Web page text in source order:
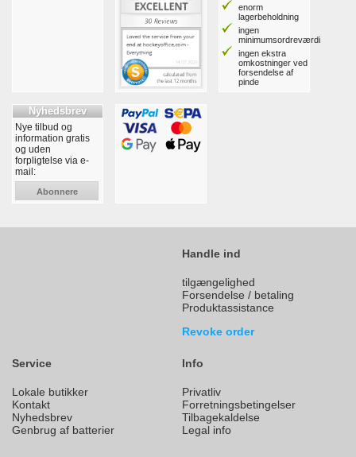
enorm
lagerbeholdning
ingen
minimumsordreværdi
ingen ekstra
omkostninger ved
forsendelse af
pinde
Nyhedsbrev
Nye tilbud og
information gratis
og uden
forpligtelse via e-
mail:
Abonnere
Handle ind
tilgængelighed
Forsendelse / betaling
Produktassistance
Revoke order
Service
Lokale butikker
Kontakt
Nyhedsbrev
Genbrug af batterier
Info
Privatliv
Forretningsbetingelser
Tilbagekaldelse
Legal info